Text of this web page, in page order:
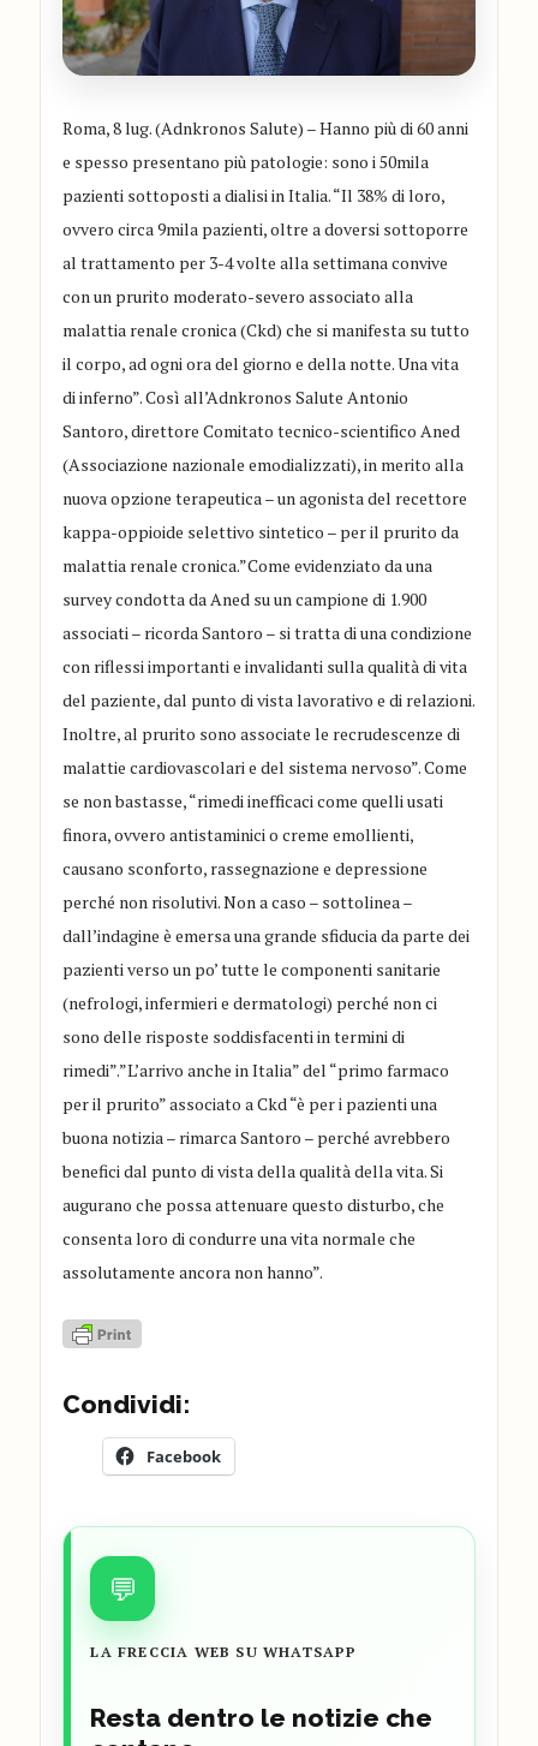
Roma, 8 lug. (Adnkronos Salute) – Hanno più di 60 anni
e spesso presentano più patologie: sono i 50mila
pazienti sottoposti a dialisi in Italia. “Il 38% di loro,
ovvero circa 9mila pazienti, oltre a doversi sottoporre
al trattamento per 3-4 volte alla settimana convive
con un prurito moderato-severo associato alla
malattia renale cronica (Ckd) che si manifesta su tutto
il corpo, ad ogni ora del giorno e della notte. Una vita
di inferno”. Così all’Adnkronos Salute Antonio
Santoro, direttore Comitato tecnico-scientifico Aned
(Associazione nazionale emodializzati), in merito alla
nuova opzione terapeutica – un agonista del recettore
kappa-oppioide selettivo sintetico – per il prurito da
malattia renale cronica.”Come evidenziato da una
survey condotta da Aned su un campione di 1.900
associati – ricorda Santoro – si tratta di una condizione
con riflessi importanti e invalidanti sulla qualità di vita
del paziente, dal punto di vista lavorativo e di relazioni.
Inoltre, al prurito sono associate le recrudescenze di
malattie cardiovascolari e del sistema nervoso”. Come
se non bastasse, “rimedi inefficaci come quelli usati
finora, ovvero antistaminici o creme emollienti,
causano sconforto, rassegnazione e depressione
perché non risolutivi. Non a caso – sottolinea –
dall’indagine è emersa una grande sfiducia da parte dei
pazienti verso un po’ tutte le componenti sanitarie
(nefrologi, infermieri e dermatologi) perché non ci
sono delle risposte soddisfacenti in termini di
rimedi”.”L’arrivo anche in Italia” del “primo farmaco
per il prurito” associato a Ckd “è per i pazienti una
buona notizia – rimarca Santoro – perché avrebbero
benefici dal punto di vista della qualità della vita. Si
augurano che possa attenuare questo disturbo, che
consenta loro di condurre una vita normale che
assolutamente ancora non hanno”.
Condividi:
Facebook
💬
LA FRECCIA WEB SU WHATSAPP
Resta dentro le notizie che